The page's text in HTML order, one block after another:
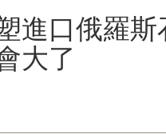
進口俄羅
大了